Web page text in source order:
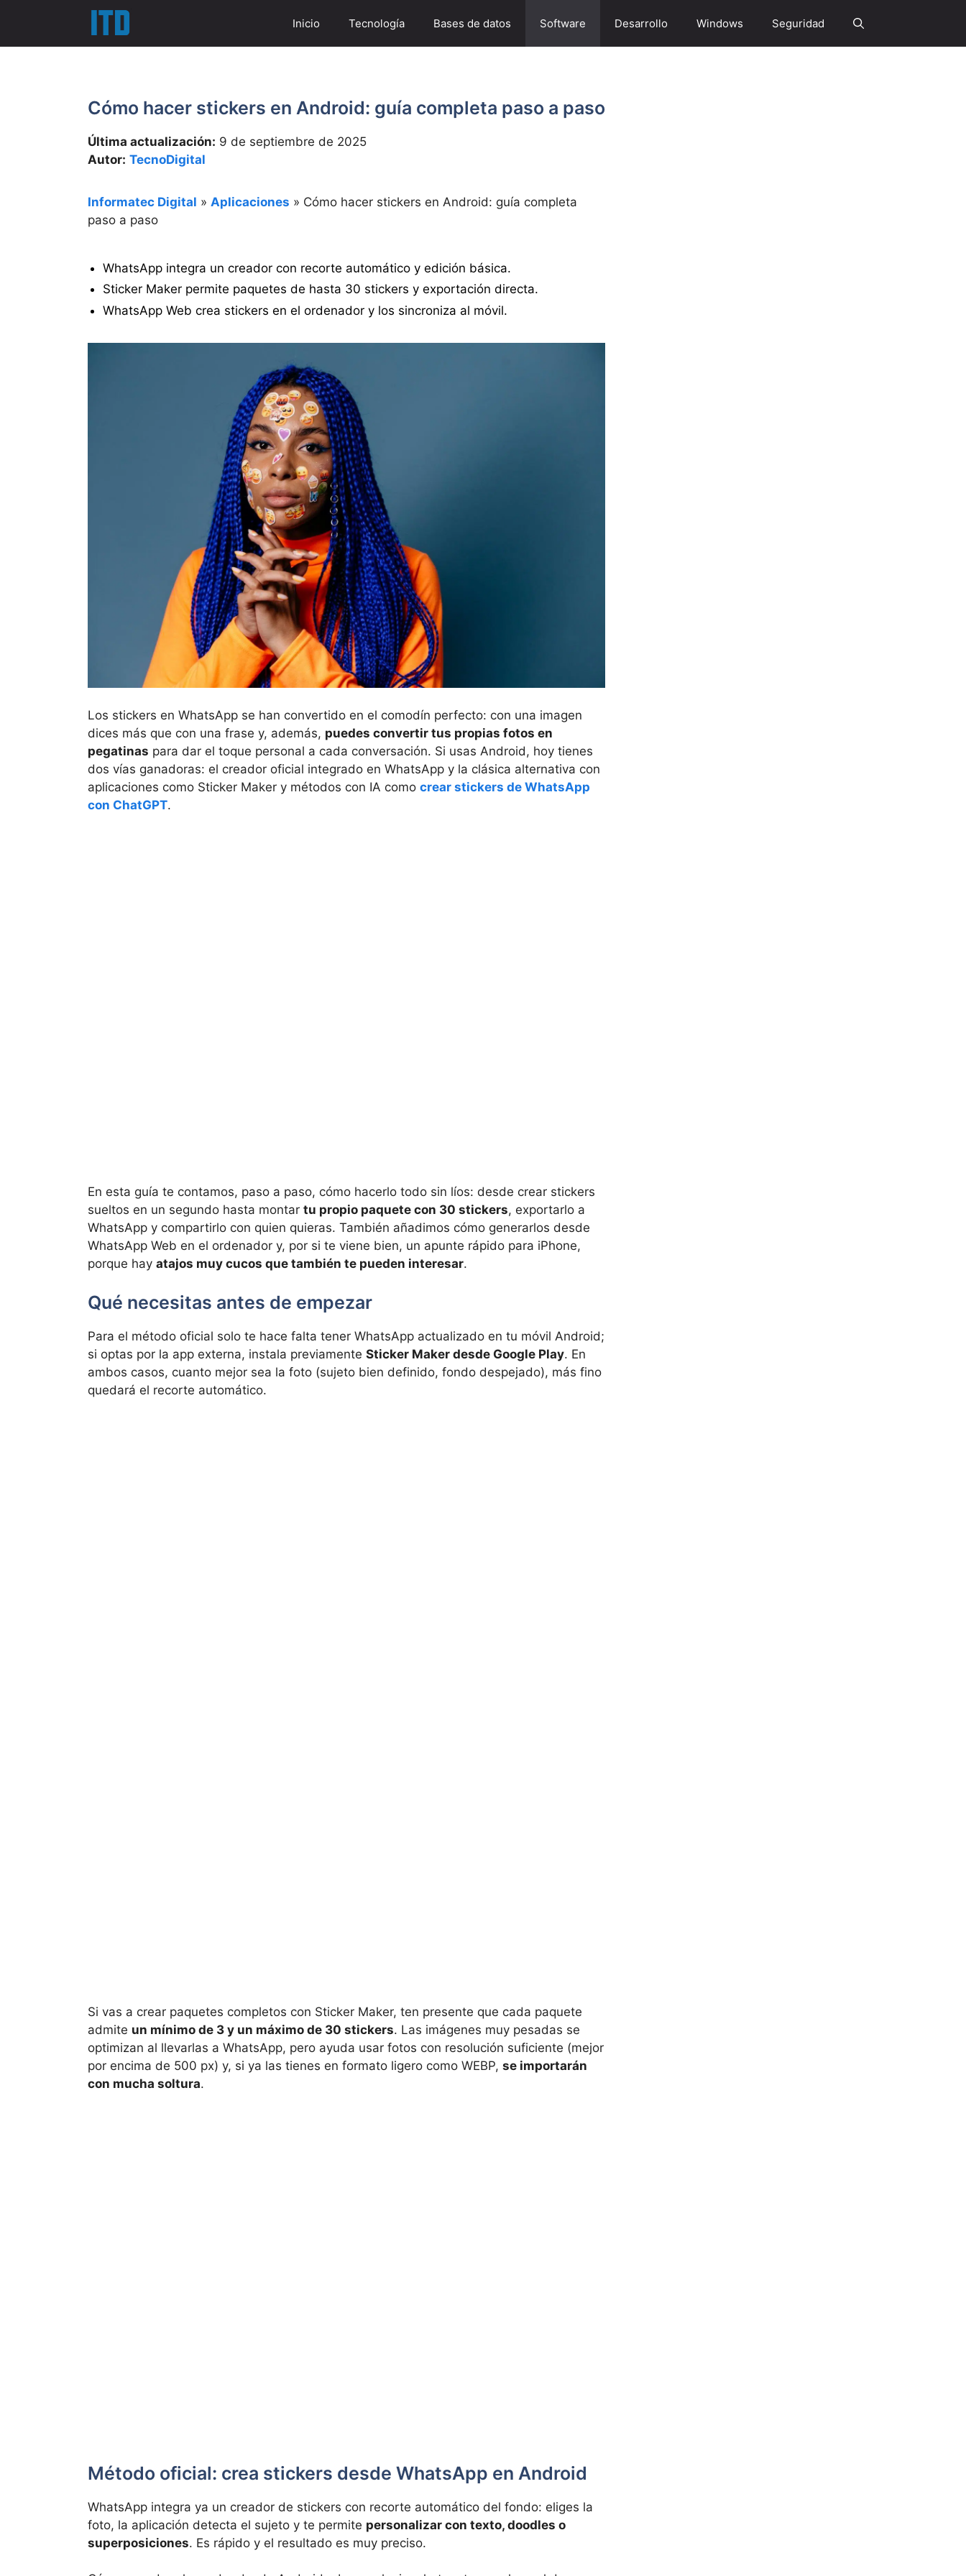
contenido
Inicio Tecnología Bases de datos Software Desarrollo Windows Seguridad
Cómo hacer stickers en Android: guía completa paso a paso
Última actualización: 9 de septiembre de 2025
Autor: TecnoDigital
Informatec Digital » Aplicaciones » Cómo hacer stickers en Android: guía completa
paso a paso
WhatsApp integra un creador con recorte automático y edición básica.
Sticker Maker permite paquetes de hasta 30 stickers y exportación directa.
WhatsApp Web crea stickers en el ordenador y los sincroniza al móvil.
Los stickers en WhatsApp se han convertido en el comodín perfecto: con una imagen
dices más que con una frase y, además, puedes convertir tus propias fotos en
pegatinas para dar el toque personal a cada conversación. Si usas Android, hoy tienes
dos vías ganadoras: el creador oficial integrado en WhatsApp y la clásica alternativa con
aplicaciones como Sticker Maker y métodos con IA como crear stickers de WhatsApp
con ChatGPT.
En esta guía te contamos, paso a paso, cómo hacerlo todo sin líos: desde crear stickers
sueltos en un segundo hasta montar tu propio paquete con 30 stickers, exportarlo a
WhatsApp y compartirlo con quien quieras. También añadimos cómo generarlos desde
WhatsApp Web en el ordenador y, por si te viene bien, un apunte rápido para iPhone,
porque hay atajos muy cucos que también te pueden interesar.
Qué necesitas antes de empezar
Para el método oficial solo te hace falta tener WhatsApp actualizado en tu móvil Android;
si optas por la app externa, instala previamente Sticker Maker desde Google Play. En
ambos casos, cuanto mejor sea la foto (sujeto bien definido, fondo despejado), más fino
quedará el recorte automático.
Si vas a crear paquetes completos con Sticker Maker, ten presente que cada paquete
admite un mínimo de 3 y un máximo de 30 stickers. Las imágenes muy pesadas se
optimizan al llevarlas a WhatsApp, pero ayuda usar fotos con resolución suficiente (mejor
por encima de 500 px) y, si ya las tienes en formato ligero como WEBP, se importarán
con mucha soltura.
Método oficial: crea stickers desde WhatsApp en Android
WhatsApp integra ya un creador de stickers con recorte automático del fondo: eliges la
foto, la aplicación detecta el sujeto y te permite personalizar con texto, doodles o
superposiciones. Es rápido y el resultado es muy preciso.